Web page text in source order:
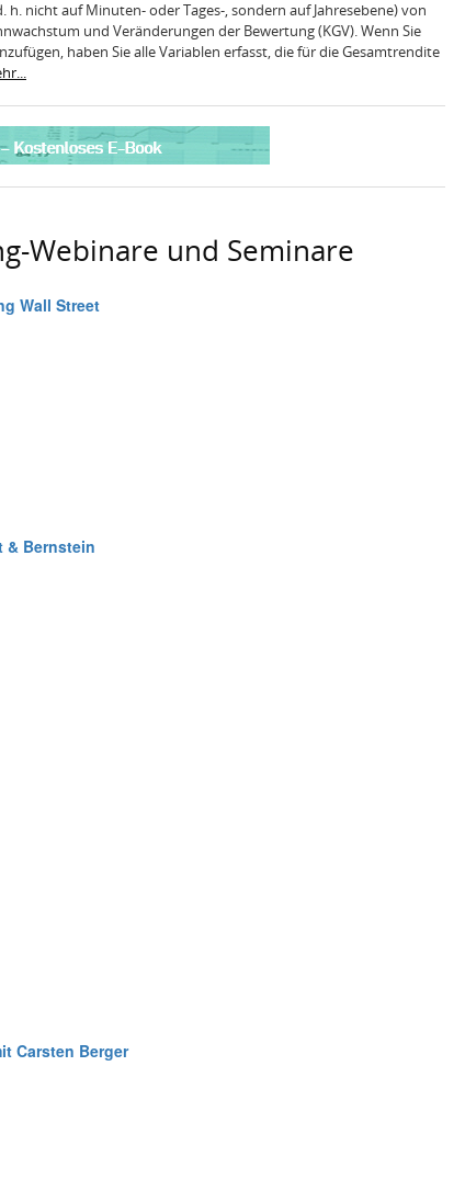
h. nicht auf Minuten- oder Tages-, sondern auf Jahresebene) von
und Veränderungen der Bewertung (KGV). Wenn Sie
haben Sie alle Variablen erfasst, die für die Gesamtrendite
Webinare und Seminare